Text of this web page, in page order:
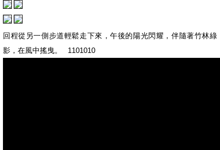
回程從另一側步道輕鬆走下來，午後的陽光閃耀，伴隨著竹林綠
影，在風中搖曳。 1101010